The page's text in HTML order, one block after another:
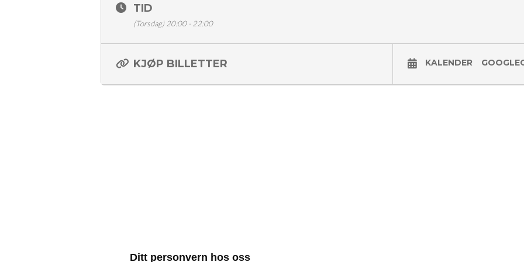
TID
(Torsdag) 20:00 - 22:00
KJØP BILLETTER KALENDER
Ditt personvern hos oss